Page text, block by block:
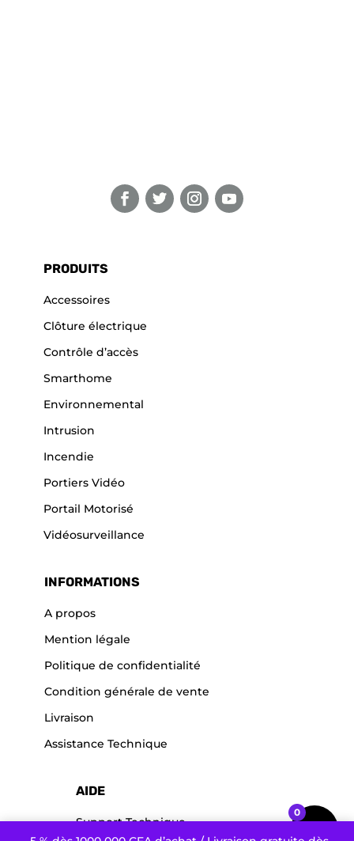
PRODUITS
Accessoires
Clôture électrique
Contrôle d’accès
Smarthome
Environnemental
Intrusion
Incendie
Portiers Vidéo
Portail Motorisé
Vidéosurveillance
INFORMATIONS
A propos
Mention légale
Politique de confidentialité
Condition générale de vente
Livraison
Assistance Technique
AIDE
Support Technique
0